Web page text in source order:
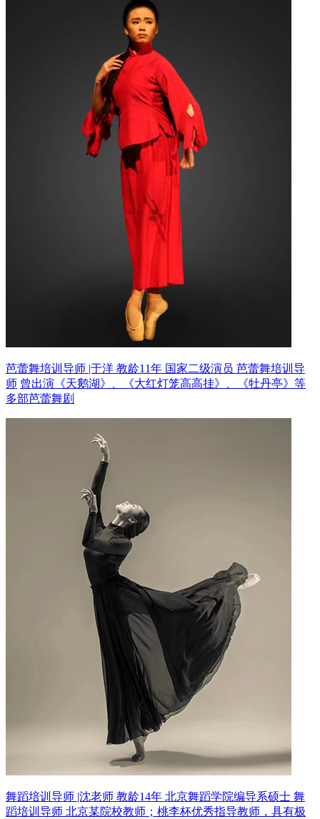
芭蕾舞培训导师 |于洋 教龄11年 国家二级演员 芭蕾舞培训导
师 曾出演《天鹅湖》、《大红灯笼高高挂》、《牡丹亭》等
多部芭蕾舞剧
舞蹈培训导师 |沈老师 教龄14年 北京舞蹈学院编导系硕士 舞
蹈培训导师 北京某院校教师；桃李杯优秀指导教师，具有极